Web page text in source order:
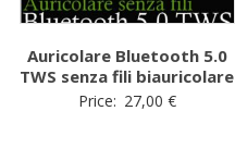
Auricolare Bluetooth 5.0
TWS senza fili biauricolare
Price: 27,00 €